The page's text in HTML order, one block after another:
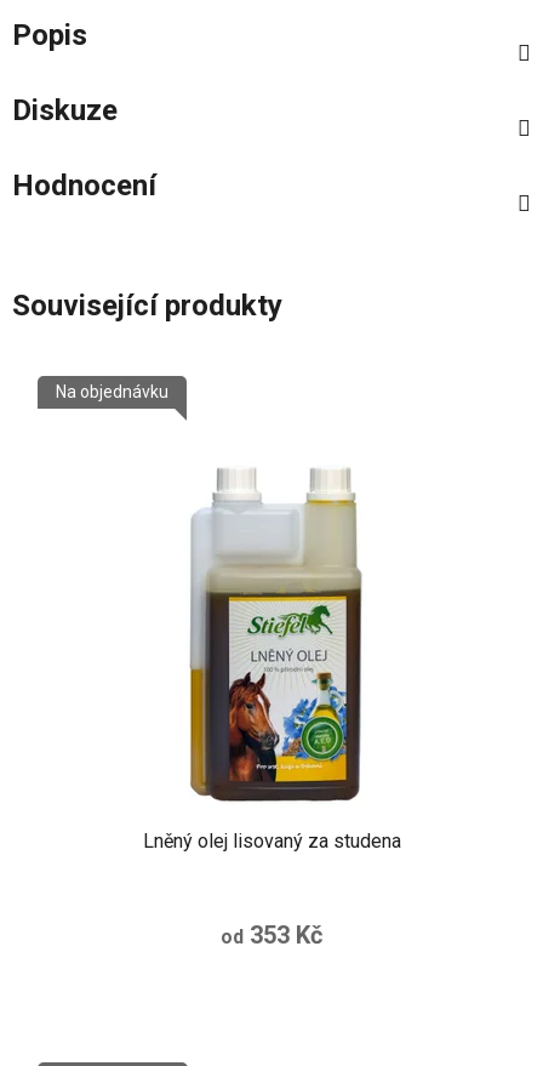
Popis
Diskuze
Hodnocení
Související produkty
Lněný olej lisovaný za studena
hodnocení
Na objednávku
od 353 Kč